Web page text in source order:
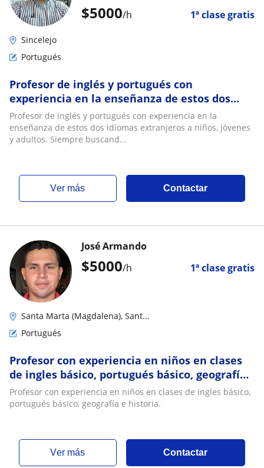
$5000/h 1ª clase gratis
Sincelejo
Portugués
Profesor de inglés y portugués con
experiencia en la enseñanza de estos dos
idiomas extranjeros a niños, jóvenes y
adultos. Siempre buscando las mejores
estrategias para adquirir una segunda lengua
Profesor de inglés y portugués con experiencia en la
enseñanza de estos dos idiomas extranjeros a niños, jóvenes
y adultos. Siempre buscand...
ver más Contactar
$5000/h 1ª clase gratis
José Armando
Santa Marta (Magdalena), Sant...
Portugués
Profesor con experiencia en niños en clases
de ingles básico, portugués básico, geografía
e historia
Profesor con experiencia en niños en clases de ingles básico,
portugués básico, geografía e historia.
ver más Contactar